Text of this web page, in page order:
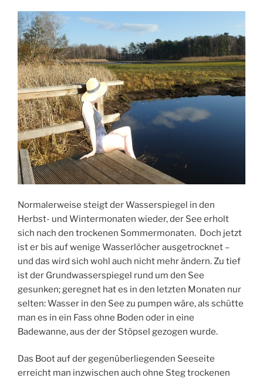
Normalerweise steigt der Wasserspiegel in den
Herbst- und Wintermonaten wieder, der See erholt
sich nach den trockenen Sommermonaten. Doch jetzt
ist er bis auf wenige Wasserlöcher ausgetrocknet –
und das wird sich wohl auch nicht mehr ändern. Zu tief
ist der Grundwasserspiegel rund um den See
gesunken; geregnet hat es in den letzten Monaten nur
selten: Wasser in den See zu pumpen wäre, als schütte
man es in ein Fass ohne Boden oder in eine
Badewanne, aus der der Stöpsel gezogen wurde.
Das Boot auf der gegenüberliegenden Seeseite
erreicht man inzwischen auch ohne Steg trockenen